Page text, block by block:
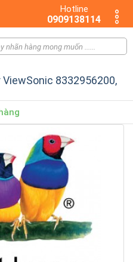
Hotline
0909138114
8332956200,